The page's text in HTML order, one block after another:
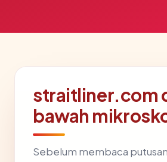
straitliner.com
bawah
Sebelum membaca